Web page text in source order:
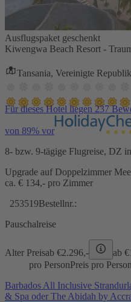
Ausflugspaket geschenkt
Kiwengwa Beach Resort -
Tansania, Vereinigte
Für dieses Hotel liegen 237
von 89% vor
8- bzw. 9-tägige Flugreise, DZ
Upgrade auf Doppelzimmer
ca. € 134,- pro Zimmer
253519Bestellnr.:
Pauschalreise
Alter Preisab €2.296,- ab €
pro PersonPreis pro Person
Barbados All Inclusive
& Spa oder The Abidah by